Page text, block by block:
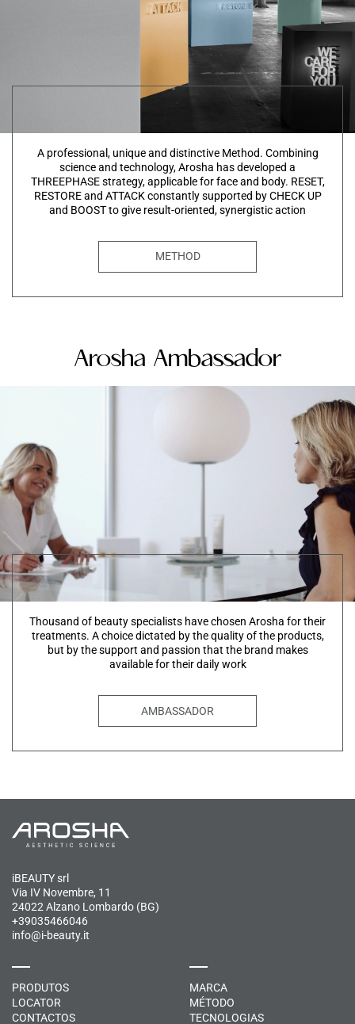
A professional, unique and distinctive Method. Combining
science and technology, Arosha has developed a
THREEPHASE strategy, applicable for face and body. RESET,
RESTORE and ATTACK constantly supported by CHECK UP
and BOOST to give result-oriented, synergistic action
METHOD
Arosha Ambassador
Thousand of beauty specialists have chosen Arosha for their
treatments. A choice dictated by the quality of the products,
but by the support and passion that the brand makes
available for their daily work
AMBASSADOR
iBEAUTY srl
Via IV Novembre, 11
24022 Alzano Lombardo (BG)
+39035466046
info@i-beauty.it
PRODUTOS
LOCATOR
CONTACTOS
MARCA
MÉTODO
TECNOLOGIAS